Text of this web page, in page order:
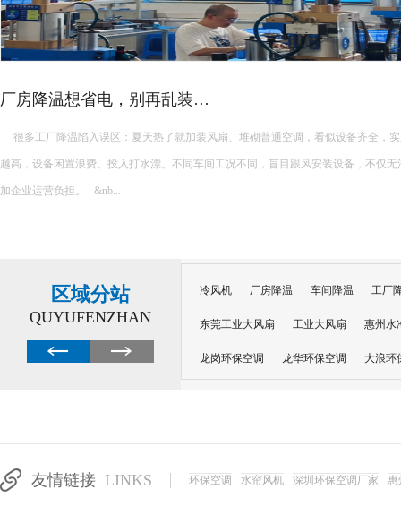
厂房降温想省电，别再乱装…
很多工厂降温陷入误区：夏天热了就加装风扇、堆砌普通空调，看似设备齐全，
越高，设备闲置浪费、投入打水漂。不同车间工况不同，盲目跟风安装设备，不仅
加企业运营负担。 &nb...
区域分站
QUYUFENZHAN
冷风机 厂房降温 车间降温 工厂
东莞工业大风扇 工业大风扇 惠州水
龙岗环保空调 龙华环保空调 大浪环
友情链接 LINKS 环保空调 水帘风机 深圳环保空调厂家 惠